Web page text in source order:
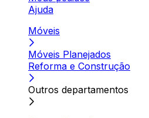
Ajuda
Móveis
Móveis Planejados
Reforma e Construção
Outros departamentos